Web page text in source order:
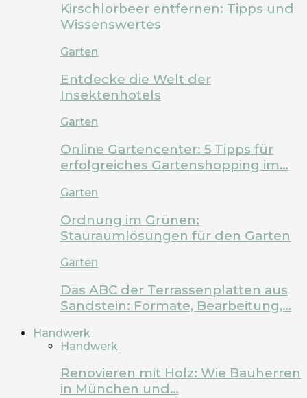
Kirschlorbeer entfernen: Tipps und
Wissenswertes
Garten
Entdecke die Welt der
Insektenhotels
Garten
Online Gartencenter: 5 Tipps für
erfolgreiches Gartenshopping im…
Garten
Ordnung im Grünen:
Stauraumlösungen für den Garten
Garten
Das ABC der Terrassenplatten aus
Sandstein: Formate, Bearbeitung,…
Handwerk
Handwerk
Renovieren mit Holz: Wie Bauherren
in München und…